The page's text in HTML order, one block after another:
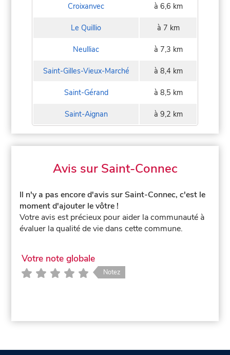
Croixanvec à 6,6 km
Le Quillio à 7 km
Neulliac à 7,3 km
Saint-Gilles-Vieux-Marché à 8,4 km
Saint-Gérand à 8,5 km
Saint-Aignan à 9,2 km
Avis sur Saint-Connec
Il n'y a pas encore d'avis sur Saint-Connec, c'est le
moment d'ajouter le vôtre !
Votre avis est précieux pour aider la communauté à
évaluer la qualité de vie dans cette commune.
Votre note globale
Notez